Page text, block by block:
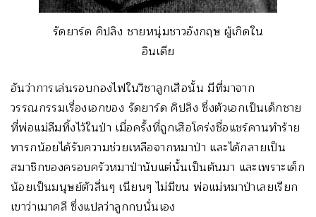
รัดยาร์ด คิปลิง ชายหนุ่มชาวอังกฤษ ผู้เกิดใน
อินเดีย
อันว่าการเล่นรอบกองไฟในวิชาลูกเสือนั้น มีที่มาจาก
วรรณกรรมเรื่องเอกของ รัดยาร์ด คิปลิง ซึ่งตัวเอกเป็นเด็กชาย
ที่พ่อแม่ลืมทิ้งไว้ในป่า เมื่อครั้งที่ถูกเสือโคร่งชื่อแชร์คานทำร้าย
ทารกน้อยได้รับความช่วยเหลือจากหมาป่า และได้กลายเป็น
สมาชิกของครอบครัวหมาป่านับแต่นั้นเป็นต้นมา และเพราะเด็ก
น้อยเป็นมนุษย์ตัวลื่นๆ เนียนๆ ไม่มีขน พ่อแม่หมาป่าเลยเรียก
เขาว่าเมาคลี ซึ่งแปลว่าลูกกบนั่นเอง